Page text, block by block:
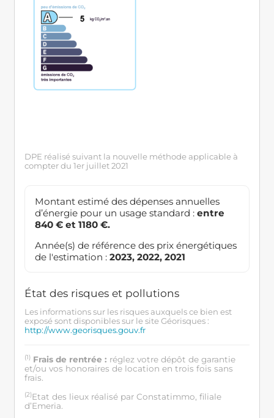
DPE réalisé suivant la nouvelle méthode applicable à
compter du 1er juillet 2021
Montant estimé des dépenses annuelles
d’énergie pour un usage standard : entre
840 € et 1180 €.
Année(s) de référence des prix énergétiques
de l'estimation : 2023, 2022, 2021
État des risques et pollutions
Les informations sur les risques auxquels ce bien est
exposé sont disponibles sur le site Géorisques :
http://www.georisques.gouv.fr
(1) Frais de rentrée : réglez votre dépôt de garantie
et/ou vos honoraires de location en trois fois sans
frais.
(2)Etat des lieux réalisé par Constatimmo, filiale
d’Emeria.